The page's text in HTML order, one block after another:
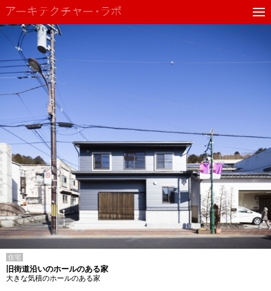
住宅
旧街道沿いのホールのある家
大きな気積のホールのある家